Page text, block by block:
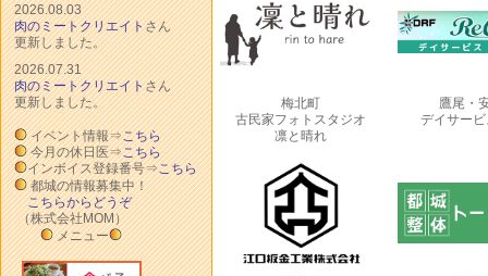
2026.08.03
肉のミートクリエイトさん
更新しました。
2026.07.31
肉のミートクリエイトさん
更新しました。
イベント情報⇒こちら
今月の休日医⇒こちら
インボイス登録番号⇒こちら
都城の情報募集中！
こちらからどうぞ
（株式会社MOM）
メニュー
梅北町
古民家フォトスタジオ
凛と晴れ
鷹尾・
デイサー